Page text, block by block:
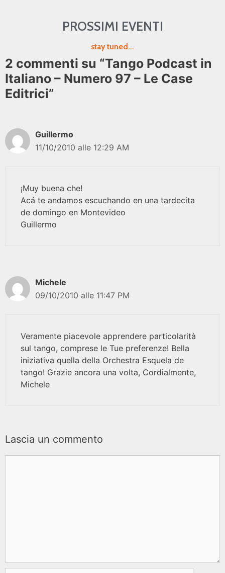
PROSSIMI EVENTI
stay tuned...
2 commenti su “Tango Podcast in
Italiano – Numero 97 – Le Case
Editrici”
Guillermo
11/10/2010 alle 12:29 AM
¡Muy buena che!
Acá te andamos escuchando en una tardecita
de domingo en Montevideo
Guillermo
Michele
09/10/2010 alle 11:47 PM
Veramente piacevole apprendere particolarità
sul tango, comprese le Tue preferenze! Bella
iniziativa quella della Orchestra Esquela de
tango! Grazie ancora una volta, Cordialmente,
Michele
Lascia un commento